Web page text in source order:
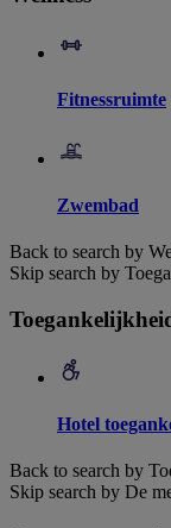
Fitnessruimte
Zwembad
Back to search by
Skip search by
Hotel
Back to search by
Skip search by De